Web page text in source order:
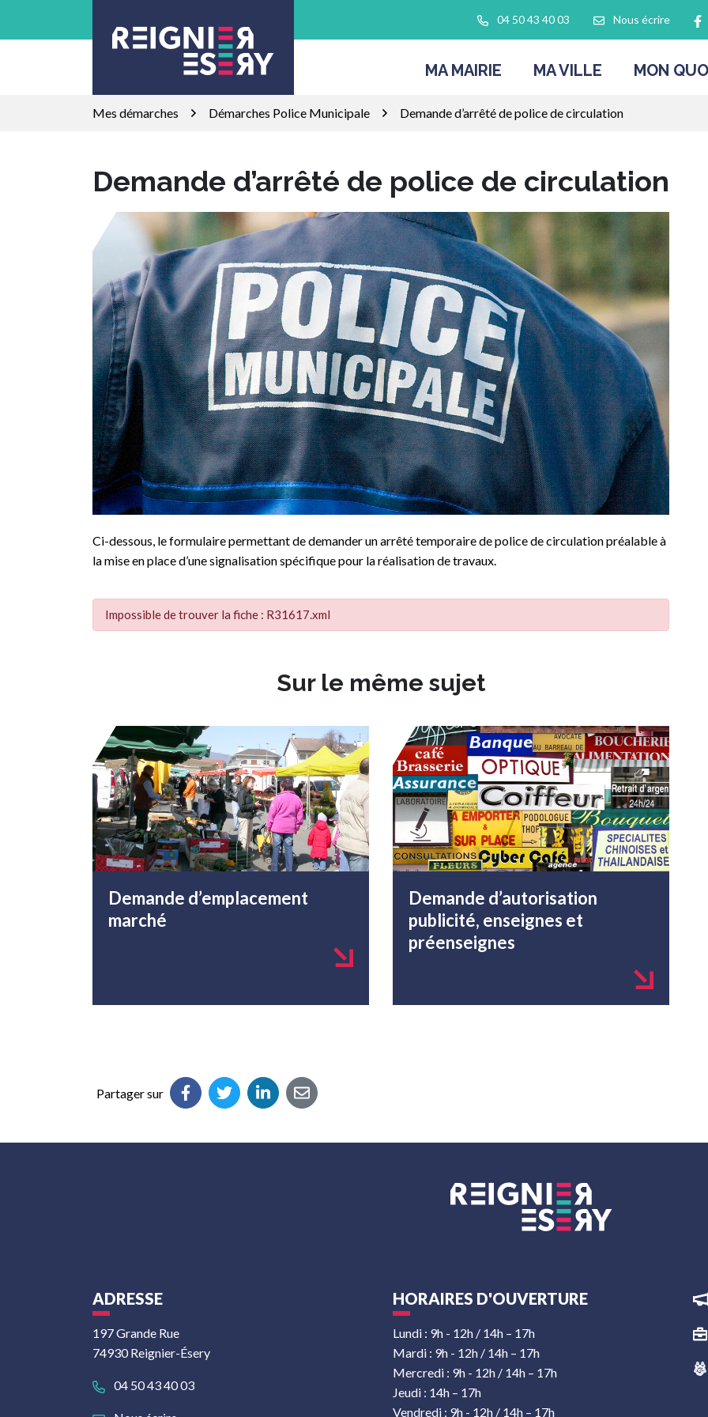
04 50 43 40 03 Nous écrire
MA MAIRIE MA VILLE MON
Mes démarches Démarches Police Municipale Demande d’arrêté de police de circulation
Demande d’arrêté de police de circulation
Ci-dessous, le formulaire permettant de demander un arrêté temporaire de police de circulation préalable à
la mise en place d’une signalisation spécifique pour la réalisation de travaux.
Impossible de trouver la fiche : R31617.xml
Sur le même sujet
Demande d’emplacement
marché
Demande d’autorisation
publicité, enseignes et
préenseignes
Partager sur
ADRESSE
197 Grande Rue
74930 Reignier-Ésery
04 50 43 40 03
HORAIRES D'OUVERTURE
Lundi : 9h - 12h / 14h – 17h
Mardi : 9h - 12h / 14h – 17h
Mercredi : 9h - 12h / 14h – 17h
Jeudi : 14h – 17h
Vendredi : 9h - 12h / 14h – 17h